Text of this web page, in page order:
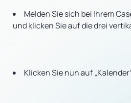
Melden Sie sich bei Ihrem
und klicken Sie auf die drei
Klicken Sie nun auf